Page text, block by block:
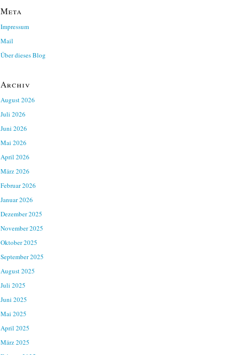
Meta
Impressum
Mail
Über dieses Blog
Archiv
August 2026
Juli 2026
Juni 2026
Mai 2026
April 2026
März 2026
Februar 2026
Januar 2026
Dezember 2025
November 2025
Oktober 2025
September 2025
August 2025
Juli 2025
Juni 2025
Mai 2025
April 2025
März 2025